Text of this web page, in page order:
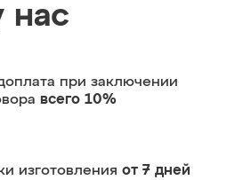
нас
при заключении
всего 10%
изготовления от 7 дней